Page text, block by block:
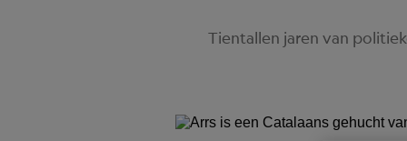
Tientallen jaren van